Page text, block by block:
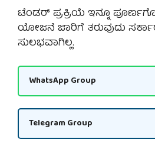
ಟೆಂಡರ್ ಪ್ರಕ್ರಿಯೆ ಇನ್ನೂ
ಯೋಜನೆ ಜಾರಿಗೆ ತರುವುದು
ಸುಲಭವಾಗಿಲ್ಲ.
WhatsApp Group
Telegram Group